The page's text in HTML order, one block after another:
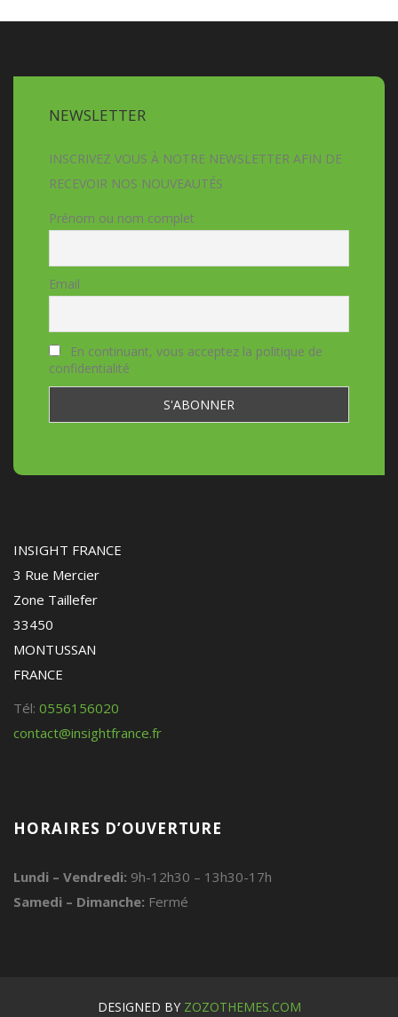
NEWSLETTER
INSCRIVEZ VOUS À NOTRE NEWSLETTER AFIN DE
RECEVOIR NOS NOUVEAUTÉS
Prénom ou nom complet
Email
En continuant, vous acceptez la politique de
confidentialité
INSIGHT FRANCE
3 Rue Mercier
Zone Taillefer
33450
MONTUSSAN
FRANCE
Tél: 0556156020
contact@insightfrance.fr
HORAIRES D’OUVERTURE
Lundi – Vendredi: 9h-12h30 – 13h30-17h
Samedi – Dimanche: Fermé
DESIGNED BY ZOZOTHEMES.COM